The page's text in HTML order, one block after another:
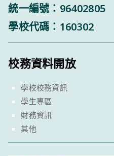
統一編號：96402805
學校代碼：160302
校務資料開放
學校校務資訊
學生專區
財務資訊
其他